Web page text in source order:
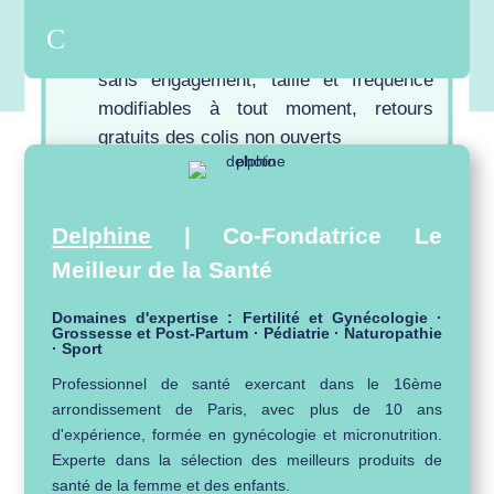
sans engagement, taille et fréquence
modifiables à tout moment, retours
gratuits des colis non ouverts
Les nouveau-nés dès la sortie de la
maternité jusqu’aux tout-petits en
Les parents attentifs à la composition,
qui veulent éviter les substances
controversées au contact de la peau de
bébé
Les familles qui cherchent à simplifier
Delphine | Co-Fondatrice Le
Meilleur de la Santé
Domaines d'expertise : Fertilité et Gynécologie ·
Grossesse et Post-Partum · Pédiatrie · Naturopathie
· Sport
Professionnel de santé exercant dans le 16ème
arrondissement de Paris, avec plus de 10 ans
d'expérience, formée en gynécologie et micronutrition.
Experte dans la sélection des meilleurs produits de
santé de la femme et des enfants.